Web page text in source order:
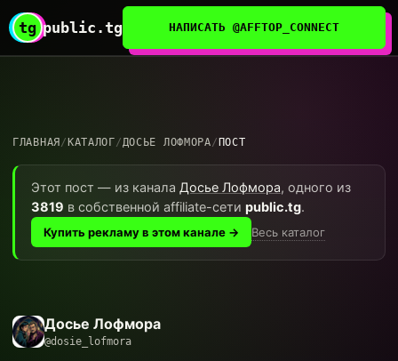
tg public.tg НАПИСАТЬ @AFFTOP_CONNECT
ГЛАВНАЯ / КАТАЛОГ/ДОСЬЕ ЛОФМОРА/ ПОСТ
Этот пост — из канала Досье Лофмора, одного из
3819 в собственной affiliate-сети public.tg.
Купить рекламу в этом канале → Весь каталог
Досье Лофмора
@dosie_lofmora